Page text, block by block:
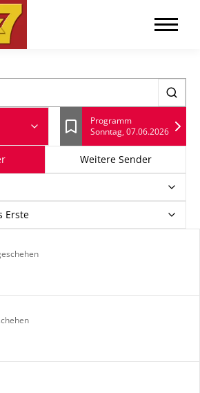
Lesezeichen
Programm
Sonntag, 07.06.2026
Weitere Sender
Erste